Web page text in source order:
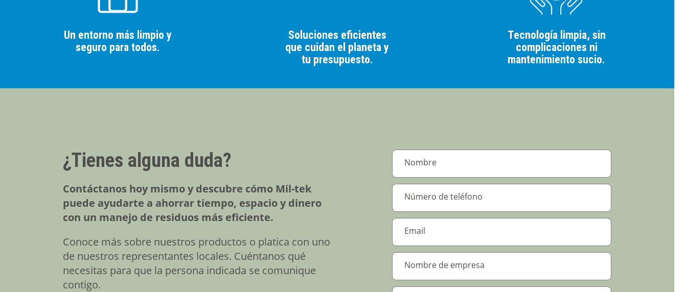
Un entorno más limpio y
seguro para todos.
Soluciones eficientes
que cuidan el planeta y
tu presupuesto.
Tecnología limpia, sin
complicaciones ni
mantenimiento sucio.
¿Tienes alguna duda?
Contáctanos hoy mismo y descubre cómo Mil-tek
puede ayudarte a ahorrar tiempo, espacio y dinero
con un manejo de residuos más eficiente.
Conoce más sobre nuestros productos o platica con uno
de nuestros representantes locales. Cuéntanos qué
necesitas para que la persona indicada se comunique
contigo.